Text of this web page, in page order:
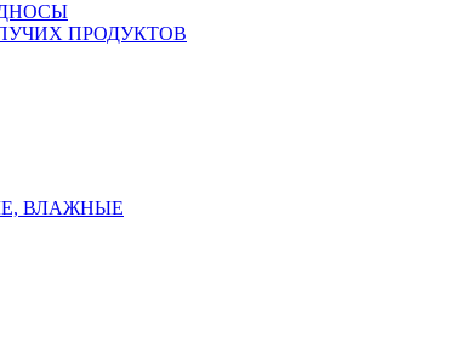
ПРОДУКТОВ
ВЛАЖНЫЕ